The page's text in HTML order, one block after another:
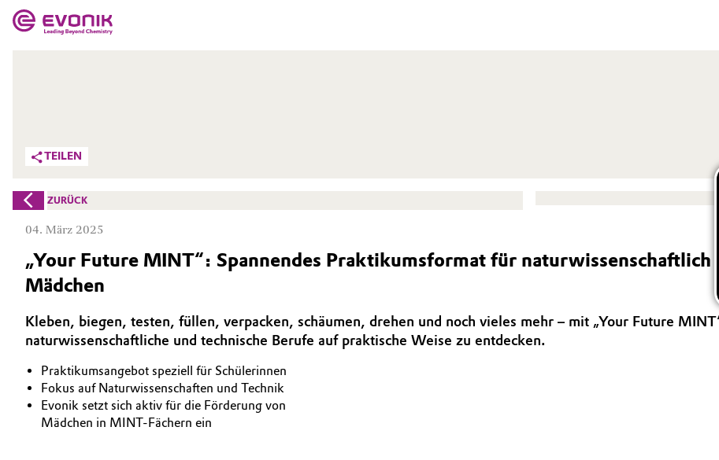
Aerospace
Animal Nutrition & Health
Automotive & Transportation
Battery
Über Evonik
Innovation
BVB Partnerschaft
Geschichte
Struktur & Organisation
TEILEN
ZURÜCK
04. März 2025
„Your Future MINT“: Spannendes Praktikumsformat für naturwissenschaftlich
Mädchen
Kleben, biegen, testen, füllen, verpacken, schäumen, drehen und noch vieles mehr – mit „Your Future
naturwissenschaftliche und technische Berufe auf praktische Weise zu entdecken.
Praktikumsangebot speziell für Schülerinnen
Fokus auf Naturwissenschaften und Technik
Evonik setzt sich aktiv für die Förderung von
Mädchen in MINT-Fächern ein